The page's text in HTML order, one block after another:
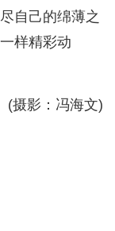
自己的绵薄之
样精彩动
(摄影：冯海文)